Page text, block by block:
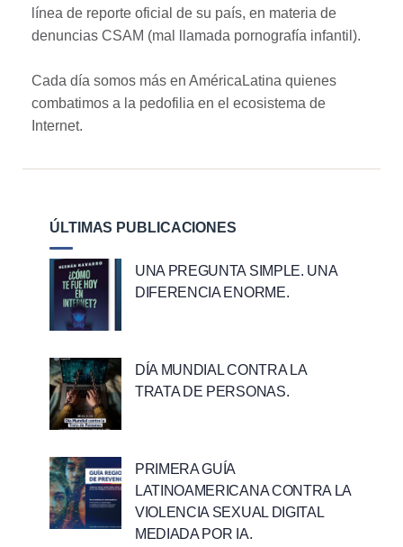
línea de reporte oficial de su país, en materia de
denuncias CSAM (mal llamada pornografía infantil).
Cada día somos más en AméricaLatina quienes
combatimos a la pedofilia en el ecosistema de
Internet.
ÚLTIMAS PUBLICACIONES
UNA PREGUNTA SIMPLE. UNA
DIFERENCIA ENORME.
DÍA MUNDIAL CONTRA LA
TRATA DE PERSONAS.
PRIMERA GUÍA
LATINOAMERICANA CONTRA LA
VIOLENCIA SEXUAL DIGITAL
MEDIADA POR IA.